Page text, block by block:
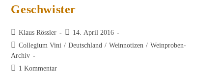
Geschwister
Beitrags-
Autor:
Klaus Rössler
Beitrag
veröffentlicht:
14. April 2016
Beitrags-
Kategorie:
Collegium Vini / Deutschland / Weinnotizen / Weinproben-
Archiv
Beitrags-
1 Kommentar